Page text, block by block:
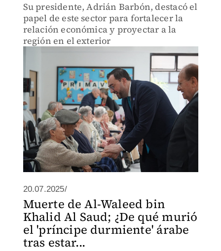
Su presidente, Adrián Barbón, destacó el
papel de este sector para fortalecer la
relación económica y proyectar a la
región en el exterior
20.07.2025/
Muerte de Al-Waleed bin
Khalid Al Saud; ¿De qué murió
el 'príncipe durmiente' árabe
tras estar...